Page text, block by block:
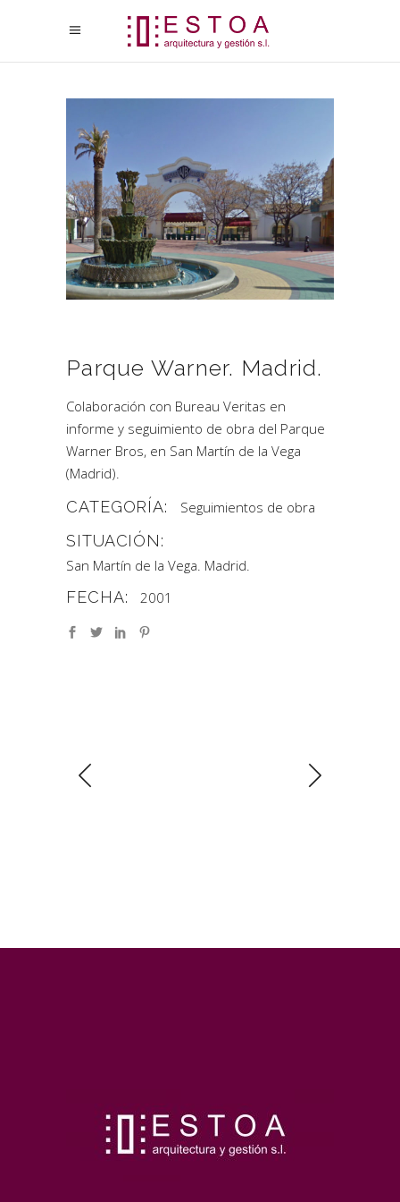
Parque Warner. Madrid.
Colaboración con Bureau Veritas en
informe y seguimiento de obra del Parque
Warner Bros, en San Martín de la Vega
(Madrid).
CATEGORÍA: Seguimientos de obra
SITUACIÓN:
San Martín de la Vega. Madrid.
FECHA: 2001